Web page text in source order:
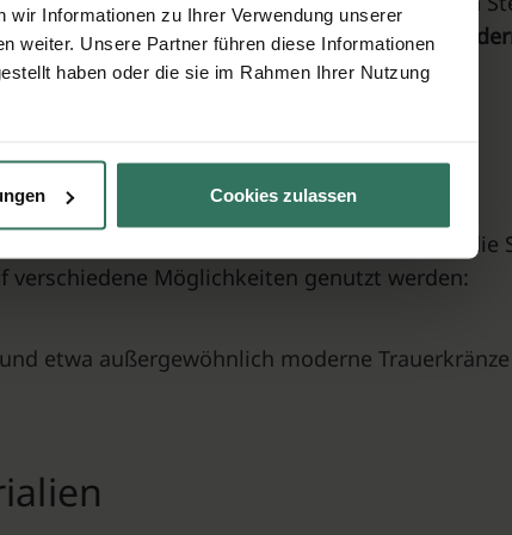
Informationen zu Ihrer Verwendung unserer
weiter. Unsere Partner führen diese Informationen
haben oder die sie im Rahmen Ihrer Nutzung
Cookies zulassen
für viele Jahrzehnte bestehen bleiben.
Farben und Formen. Außerdem lassen sich die
Möglichkeiten genutzt werden:
etwa außergewöhnlich moderne